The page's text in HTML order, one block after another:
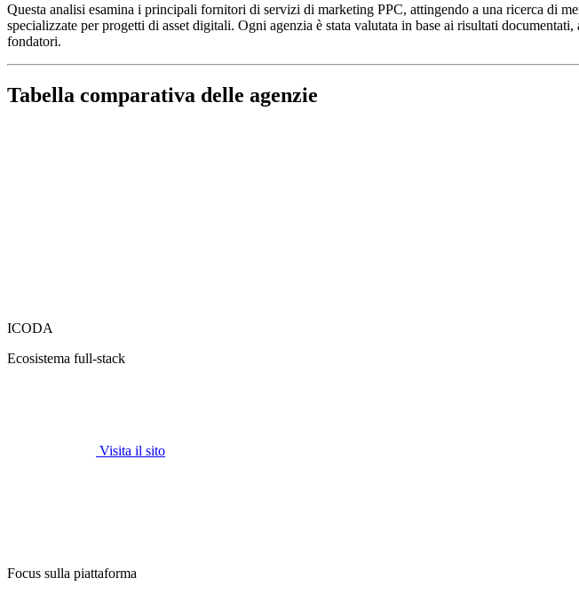
Questa analisi esamina i principali fornitori di servizi di marketing PPC, attingendo a una ricerca di
specializzate per progetti di asset digitali. Ogni agenzia è stata valutata in base ai risultati
fondatori.
Tabella comparativa delle agenzie
ICODA
Ecosistema full-stack
Visita il sito
Focus sulla piattaforma